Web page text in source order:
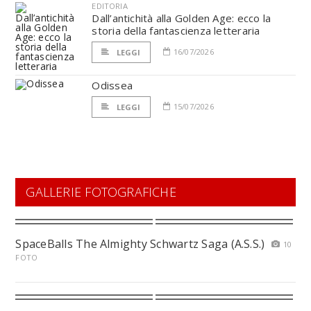
EDITORIA
Dall’antichità alla Golden Age: ecco la
storia della fantascienza letteraria
LEGGI 16/07/2026
Odissea
LEGGI 15/07/2026
GALLERIE FOTOGRAFICHE
SpaceBalls The Almighty Schwartz Saga (A.S.S.)
10
FOTO